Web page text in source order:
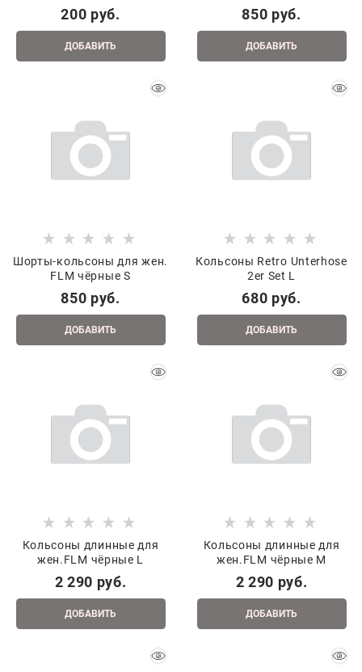
200 руб.
ДОБАВИТЬ
850 руб.
ДОБАВИТЬ
Шорты-кольсоны для жен.
FLM чёрные S
850 руб.
ДОБАВИТЬ
Кольсоны Retro Unterhose
2er Set L
680 руб.
ДОБАВИТЬ
Кольсоны длинные для
жен.FLM чёрные L
2 290 руб.
ДОБАВИТЬ
Кольсоны длинные для
жен.FLM чёрные M
2 290 руб.
ДОБАВИТЬ